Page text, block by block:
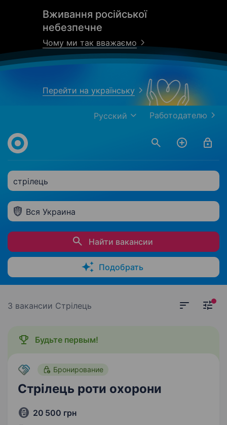
Вживання російської
небезпечне
Чому ми так вважаємо
Перейти на українську
Работодателю
Русский
стрілець
Вся Украина
Найти вакансии
Подобрать
3 вакансии Стрілець
Будьте первым!
Бронирование
Стрілець роти охорони
20 500 грн